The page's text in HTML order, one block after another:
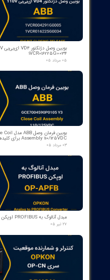
اسکنر شعله بی اف آی BFI آلمان مدل تایپ ۲
1YHB00000000109